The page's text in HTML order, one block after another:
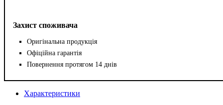
Захист споживача
Оригінальна продукція
Офіційна гарантія
Повернення протягом 14 днів
Характеристики